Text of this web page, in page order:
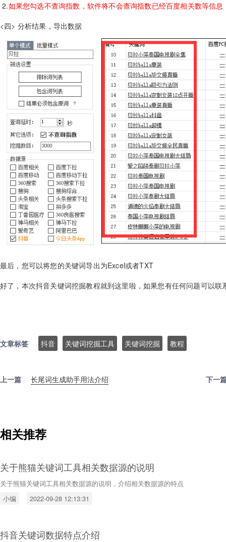
2.如果您勾选不查询指数，软件将不会查询指数已经百度相关数等信息
<四> 分析结果，导出数据
最后，您可以将您的关键词导出为Excel或者TXT
好了，本次抖音关键词挖掘教程就到这里啦，如果您有任何问题可以联
文章标签 抖音 关键词挖掘工具 关键词挖掘 教程
上一篇 长尾词生成助手用法介绍 下一
相关推荐
关于熊猫关键词工具相关数据源的说明
关于熊猫关键词工具相关数据源的说明，介绍相关数据源的特点
小编
2022-09-28 12:13:31
抖音关键词数据特点介绍